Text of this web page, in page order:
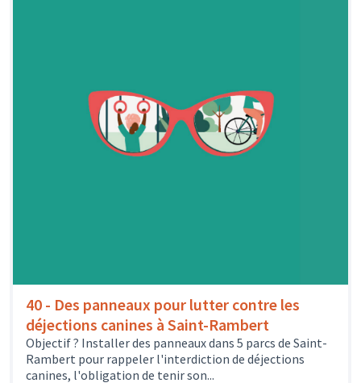
40 - Des panneaux pour lutter contre les
déjections canines à Saint-Rambert
Objectif ? Installer des panneaux dans 5 parcs de Saint-
Rambert pour rappeler l'interdiction de déjections
canines, l'obligation de tenir son...